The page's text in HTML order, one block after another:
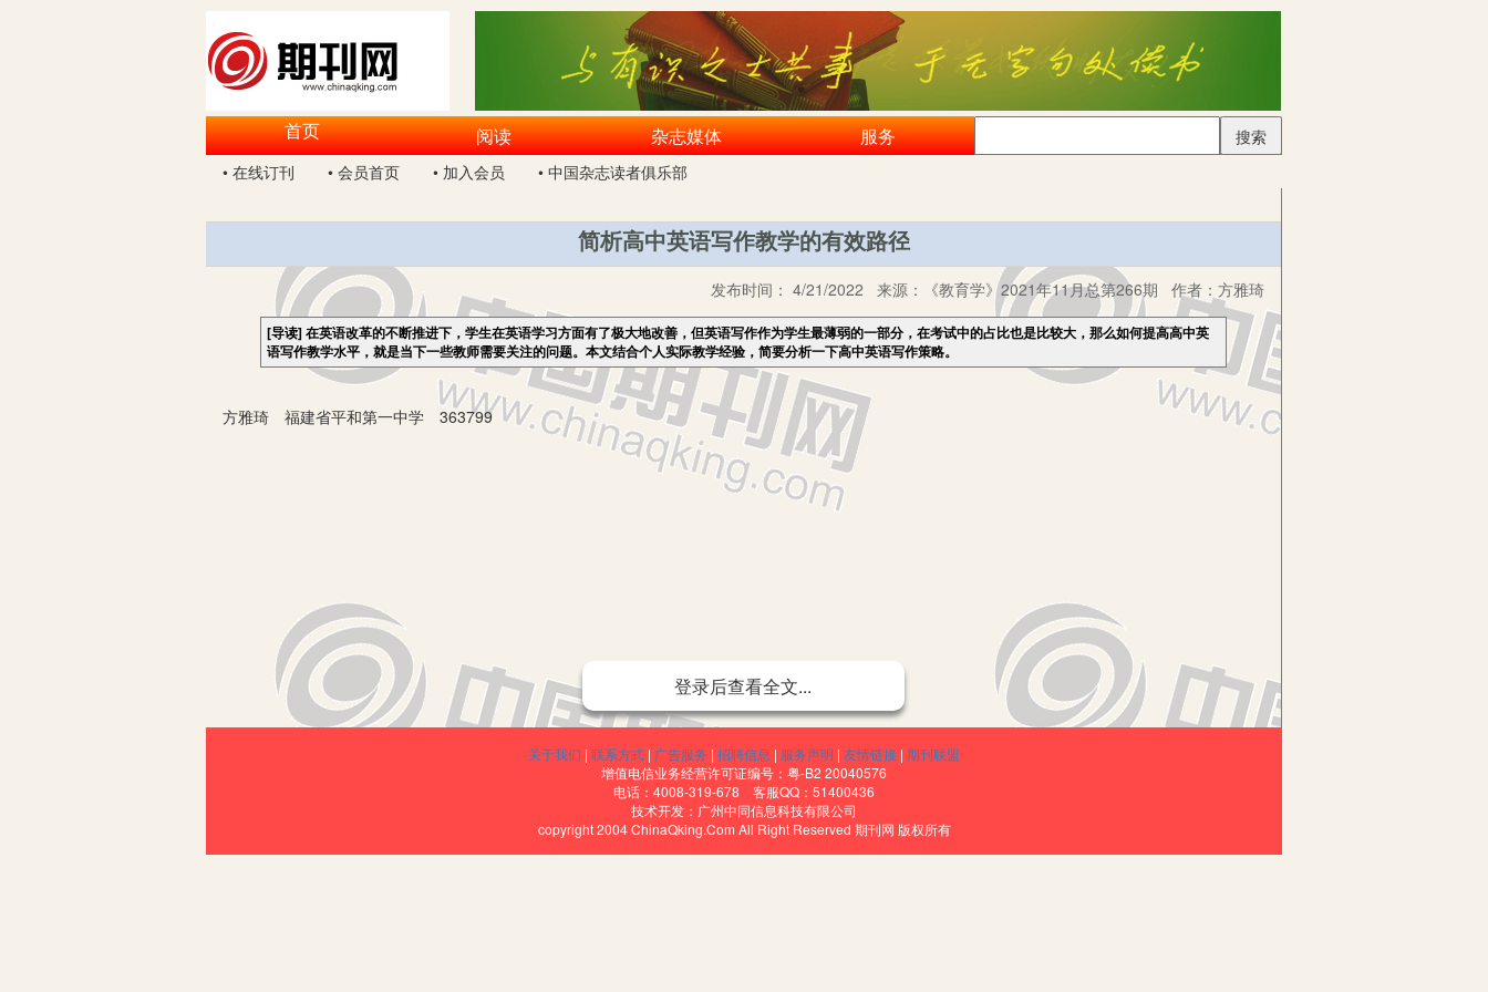
首页 阅读 杂志媒体 服务
搜索
• 在线订刊
• 会员首页 • 加入会员 • 中国杂志读者俱乐部
简析高中英语写作教学的有效路径
发布时间： 4/21/2022 来源： 《教育学》2021年11月总第266期 作者： 方雅琦
[导读]在英语改革的不断推进下，学生在英语学习方面有了极大地改善，但英语写作作为学生最薄弱的一部分，在考试中的占比也是比较大，那么如何提高高中英
语写作教学水平，就是当下一些教师需要关注的问题。本文结合个人实际教学经验，简要分析一下高中英语写作策略。
方雅琦 福建省平和第一中学 363799
摘 要：在英语改革的不断推进下，学生在英语学习方面有了极大地改善，但英语写作作为学生最薄弱的一部分，在考试中的占比也是比较大，那
么如何提高高中英语写作教学水平，就是当下一些教师需要关注的问题。本文结合个人实际教学经验，简要分析一下高中英语写作策略。
登录后查看全文...
关于我们 | 联系方式 | 广告服务 | 招聘信息 | 服务声明 | 友情链接 | 期刊联盟
增值电信业务经营许可证编号：粤-B2 20040576
电话：4008-319-678 客服QQ：51400436
技术开发：广州中同信息科技有限公司
copyright 2004 ChinaQking.Com All Right Reserved 期刊网 版权所有